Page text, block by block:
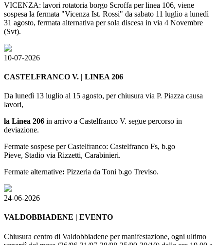
VICENZA: lavori rotatoria borgo Scroffa per linea 106, viene
sospesa la fermata "Vicenza Ist. Rossi" da sabato 11 luglio a lunedì
31 agosto, fermata alternativa per sola discesa in via 4 Novembre
(Svt).
10-07-2026
CASTELFRANCO V. | LINEA 206
Da lunedì 13 luglio al 15 agosto, per chiusura via P. Piazza causa
lavori,
la Linea 206 in arrivo a Castelfranco V. segue percorso in
deviazione.
Fermate sospese per Castelfranco: Castelfranco Fs, b.go
Pieve, Stadio via Rizzetti, Carabinieri.
Fermate alternative: Pizzeria da Toni b.go Treviso.
24-06-2026
VALDOBBIADENE | EVENTO
Chiusura centro di Valdobbiadene per manifestazione, ogni ultimo